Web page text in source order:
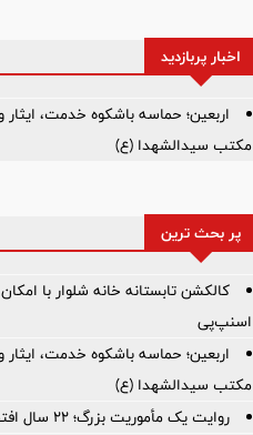
اخبار پربازدید
اربعین؛ حماسه باشکوه خدمت،
مکتب سیدالشهدا (ع)
پر بحث ترین
کالکشن تابستانه خانه شلوار با
اسنپ‌پی
اربعین؛ حماسه باشکوه خدمت،
مکتب سیدالشهدا (ع)
روایت یک مأموریت بزرگ؛ ۲۲ سال افتخار، ۲۲ سال توسعه